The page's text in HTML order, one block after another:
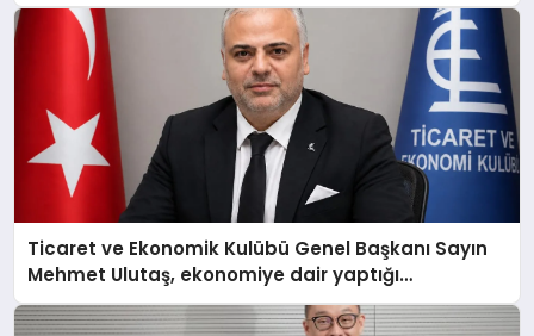
Ticaret ve Ekonomik Kulübü Genel Başkanı Sayın
Mehmet Ulutaş, ekonomiye dair yaptığı
açıklamada şunları kaydetti: